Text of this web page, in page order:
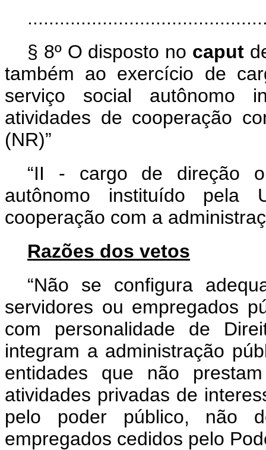
§ 8º O disposto no caput
também ao exercício de
serviço social autônomo
atividades de cooperação
(NR)”
“II - cargo de direção
autônomo instituído pela
cooperação com a
Razões dos vetos
“Não se configura
servidores ou empregados
com personalidade de
integram a administração
entidades que não
atividades privadas de
pelo poder público, não
empregados cedidos pelo